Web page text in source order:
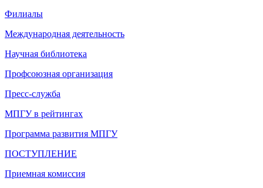
Филиалы
Международная деятельность
Научная библиотека
Профсоюзная организация
Пресс-служба
МПГУ в рейтингах
Программа развития МПГУ
ПОСТУПЛЕНИЕ
Приемная комиссия